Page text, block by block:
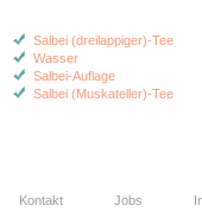
Salbei (dreilappiger)-Tee
Wasser
Salbei-Auflage
Salbei (Muskateller)-Tee
Kontakt Jobs